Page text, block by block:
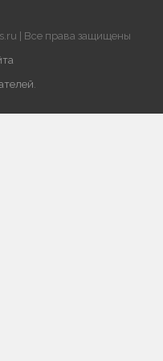
| Все права защищены